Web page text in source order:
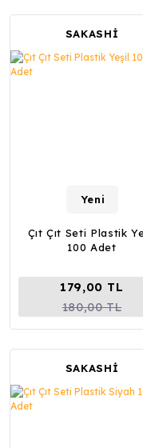
SAKASHİ
Yeni
Çıt Çıt Seti Plastik
100 Adet
179,00 TL
180,00 TL
SAKASHİ